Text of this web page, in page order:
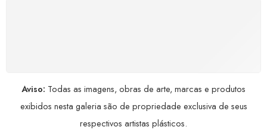
Aviso: Todas as imagens, obras de arte, marcas e produtos
exibidos nesta galeria são de propriedade exclusiva de seus
respectivos artistas plásticos.